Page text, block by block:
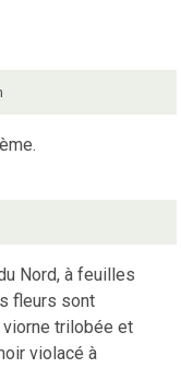
Nord, à feuilles
fleurs sont
trilobée et
violacé à